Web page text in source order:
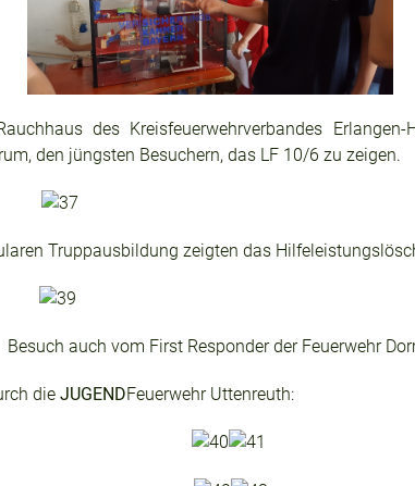
des Kreisfeuerwehrverbandes
den jüngsten Besuchern, das LF 10/6 zu zeigen.
Truppausbildung zeigten das
Besuch auch vom First Responder der Feuerwehr
die JUGENDFeuerwehr Uttenreuth: